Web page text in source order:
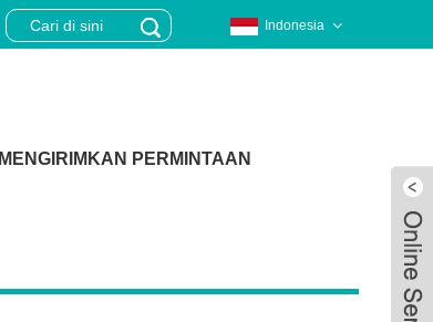
Indonesia
MENGIRIMKAN PERMINTAAN